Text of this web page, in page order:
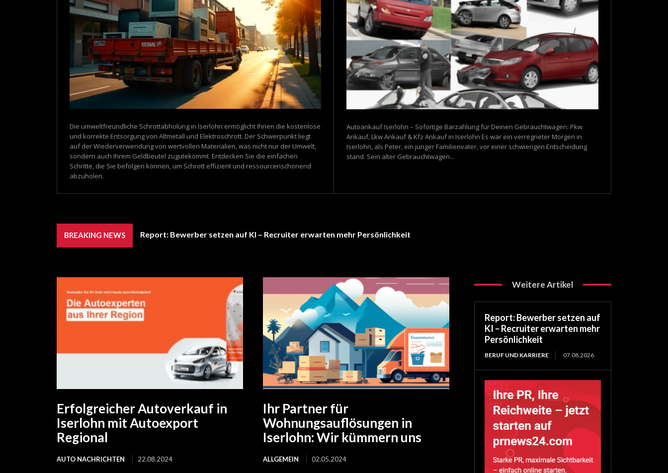
Die umweltfreundliche Schrottabholung in Iserlohn ermöglicht Ihnen die kostenlose
und korrekte Entsorgung von Altmetall und Elektroschrott. Der Schwerpunkt liegt
auf der Wiederverwendung von wertvollen Materialien, was nicht nur der Umwelt,
sondern auch Ihrem Geldbeutel zugutekommt. Entdecken Sie die einfachen
Schritte, die Sie befolgen können, um Schrott effizient und ressourcenschonend
abzuholen.
Autoankauf Iserlohn – Sofortige Barzahlung für Deinen Gebrauchtwagen: Pkw
Ankauf, Lkw Ankauf & Kfz Ankauf in Iserlohn Es war ein verregneter Morgen in
Iserlohn, als Peter, ein junger Familienvater, vor einer schwierigen Entscheidung
stand. Sein alter Gebrauchtwagen...
BREAKING NEWS Report: Bewerber setzen auf KI – Recruiter erwarten mehr Persönlichkeit
Erfolgreicher Autoverkauf in
Iserlohn mit Autoexport
Regional
AUTO NACHRICHTEN 22.08.2024
Ihr Partner für
Wohnungsauflösungen in
Iserlohn: Wir kümmern uns
ALLGEMEIN 02.05.2024
Weitere Artikel
Report: Bewerber setzen auf
KI – Recruiter erwarten mehr
Persönlichkeit
BERUF UND KARRIERE 07.08.2026